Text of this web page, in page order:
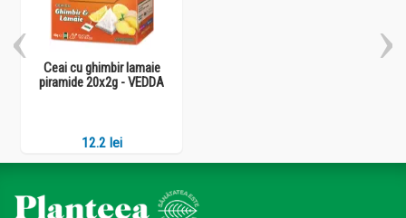
Ceai cu ghimbir lamaie
piramide 20x2g - VEDDA
12.2 lei